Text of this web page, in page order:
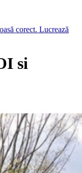
corect. Lucrează
si